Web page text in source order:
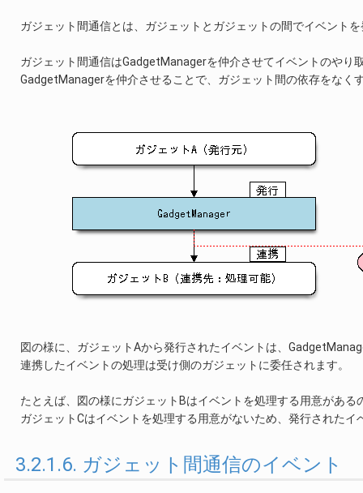
ガジェット間通信とは、ガジェットとガジェットの間でイベント
ガジェット間通信はGadgetManagerを仲介させてイベントのやり
GadgetManagerを仲介させることで、ガジェット間の依存をなく
図の様に、ガジェットAから発行されたイベントは、
連携したイベントの処理は受け側のガジェットに委任されます。
たとえば、図の様にガジェットBはイベントを処理する用意があ
ガジェットCはイベントを処理する用意がないため、発行された
3.2.1.6. ガジェット間通信のイベント